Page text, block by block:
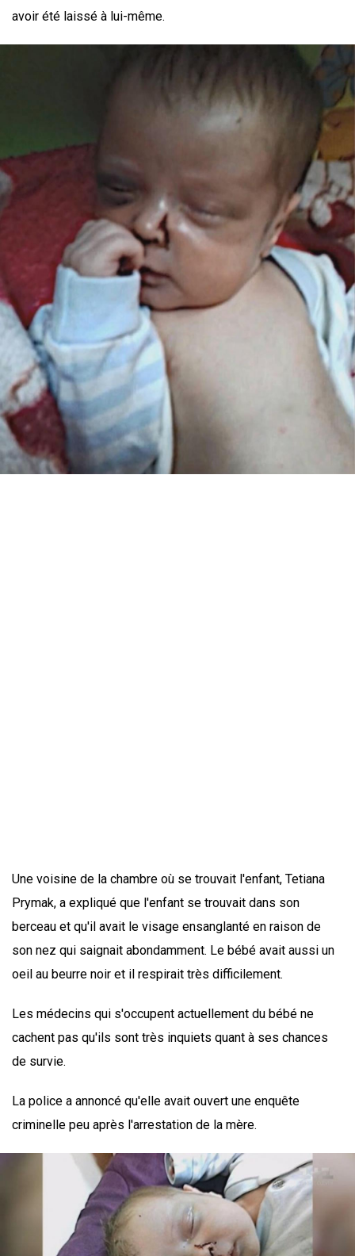
avoir été laissé à lui-même.
Une voisine de la chambre où se trouvait l'enfant, Tetiana
Prymak, a expliqué que l'enfant se trouvait dans son
berceau et qu'il avait le visage ensanglanté en raison de
son nez qui saignait abondamment. Le bébé avait aussi un
oeil au beurre noir et il respirait très difficilement.
Les médecins qui s'occupent actuellement du bébé ne
cachent pas qu'ils sont très inquiets quant à ses chances
de survie.
La police a annoncé qu'elle avait ouvert une enquête
criminelle peu après l'arrestation de la mère.